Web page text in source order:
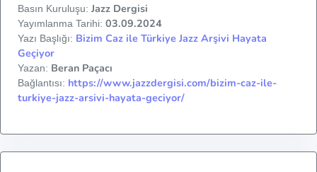
Basın Kuruluşu: Jazz Dergisi
Yayımlanma Tarihi: 03.09.2024
Yazı Başlığı: Bizim Caz ile Türkiye Jazz Arşivi Hayata
Geçiyor
Yazan: Beran Paçacı
Bağlantısı: https://www.jazzdergisi.com/bizim-caz-ile-
turkiye-jazz-arsivi-hayata-geciyor/